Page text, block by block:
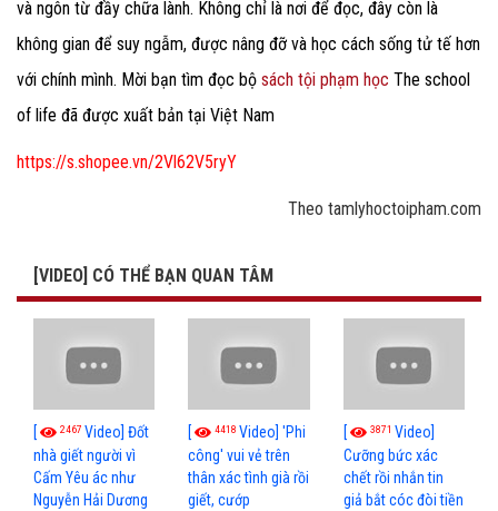
và ngôn từ đầy chữa lành. Không chỉ là nơi để đọc, đây còn là
không gian để suy ngẫm, được nâng đỡ và học cách sống tử tế hơn
với chính mình. Mời bạn tìm đọc bộ sách tội phạm học The school
of life đã được xuất bản tại Việt Nam
https://s.shopee.vn/2Vl62V5ryY
Theo tamlyhoctoipham.com
[VIDEO] CÓ THỂ BẠN QUAN TÂM
[ 2467 Video] Đốt
nhà giết người vì
Cấm Yêu ác như
Nguyễn Hải Dương
[ 4418Video] 'Phi
công' vui vẻ trên
thân xác tình già rồi
giết, cướp
[ 3871 Video]
Cưỡng bức xác
chết rồi nhắn tin
giả bắt cóc đòi tiền